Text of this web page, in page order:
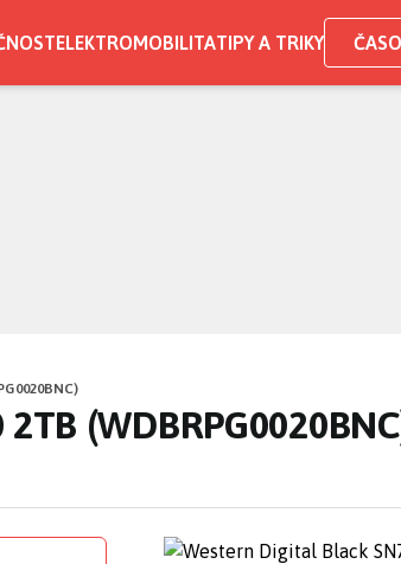
ELEKTROMOBILITATIPY A TRIKY